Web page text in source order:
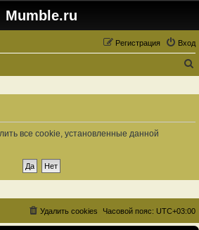
Mumble.ru
Вход
Регистрация
и
все cookie, установленные данной
Часовой пояс: UTC+03:00
Удалить cookies